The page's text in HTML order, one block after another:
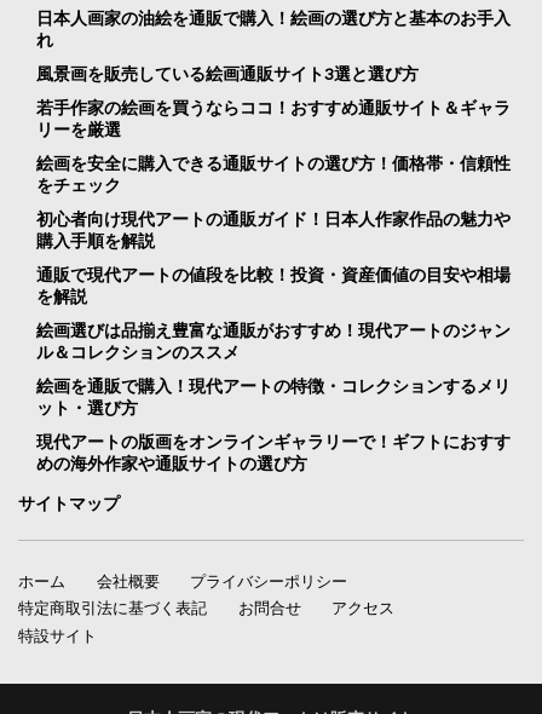
日本人画家の油絵を通販で購入！絵画の選び方と基本のお手入
れ
風景画を販売している絵画通販サイト3選と選び方
若手作家の絵画を買うならココ！おすすめ通販サイト＆ギャラ
リーを厳選
絵画を安全に購入できる通販サイトの選び方！価格帯・信頼性
をチェック
初心者向け現代アートの通販ガイド！日本人作家作品の魅力や
購入手順を解説
通販で現代アートの値段を比較！投資・資産価値の目安や相場
を解説
絵画選びは品揃え豊富な通販がおすすめ！現代アートのジャン
ル＆コレクションのススメ
絵画を通販で購入！現代アートの特徴・コレクションするメリ
ット・選び方
現代アートの版画をオンラインギャラリーで！ギフトにおすす
めの海外作家や通販サイトの選び方
サイトマップ
ホーム 会社概要
プライバシーポリシー
特定商取引法に基づく表記
お問合せ
アクセス
特設サイト